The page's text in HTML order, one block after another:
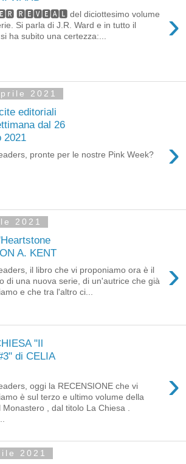
›
🆁🅴🆅🅴🅰🅻 del diciottesimo volume
Si parla di J.R. Ward e in tutto il
ha subito una certezza:...
2021
editoriali
dal 26
2021
›
pronte per le nostre Pink Week?
2021
A. KENT
›
il libro che vi proponiamo ora è il
di una nuova serie, di un'autrice che già
e che tra l'altro ci...
"Il
di CELIA
›
oggi la RECENSIONE che vi
è sul terzo e ultimo volume della
, dal titolo La Chiesa .
2021